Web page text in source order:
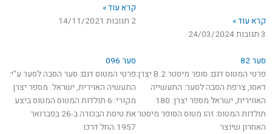
קרא עוד »
3 תגובות
24/03/2024
קרא עוד »
2 תגובות
14/11/2021
סער 82
פרטי המטוס דגם: סופר מיסטר B.2 יצרן:
דאסו, צרפת הסבה לסער: התעשייה
האווירית, ישראל מספר יצרן: 180
תולדות המטוס: זהו מטוס הסופר מיסטר
האחרון שיוצר
סער 096
פרטי המטוס דגם: סער הסבה לסער ע"י:
התעשיה האוירית, ישראל. מספר יצרן
מקורי: 6 תולדות המטוס המטוס ביצע
את טיסת הבכורה ב-26 בפברואר
1957.החל דרכו